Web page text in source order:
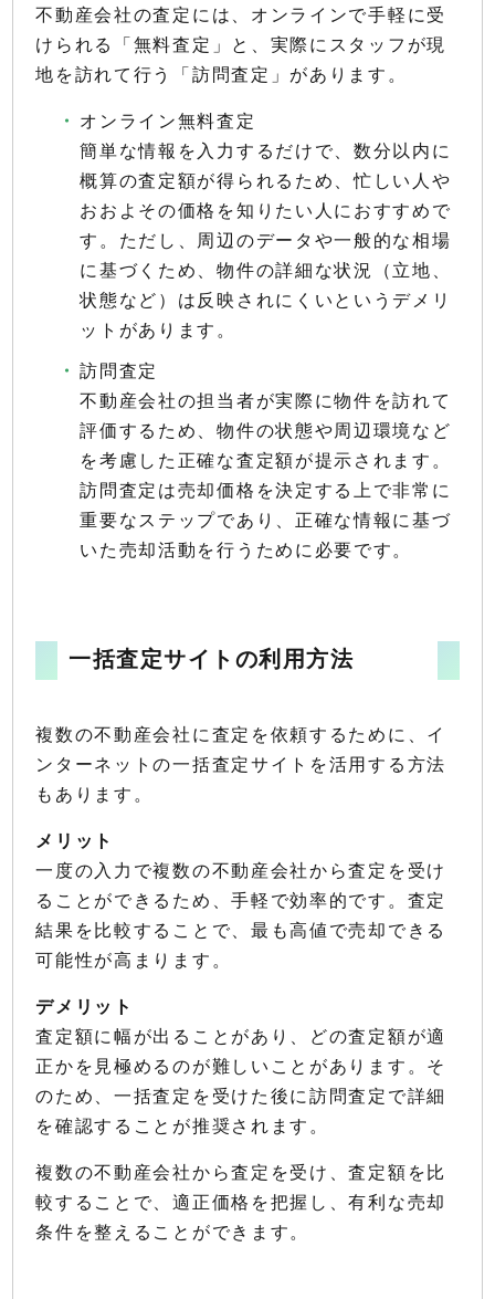
不動産会社の査定には、オンラインで手軽に受
けられる「無料査定」と、実際にスタッフが現
地を訪れて行う「訪問査定」があります。
オンライン無料査定
簡単な情報を入力するだけで、数分以内に
概算の査定額が得られるため、忙しい人や
おおよその価格を知りたい人におすすめで
す。ただし、周辺のデータや一般的な相場
に基づくため、物件の詳細な状況（立地、
状態など）は反映されにくいというデメリ
ットがあります。
訪問査定
不動産会社の担当者が実際に物件を訪れて
評価するため、物件の状態や周辺環境など
を考慮した正確な査定額が提示されます。
訪問査定は売却価格を決定する上で非常に
重要なステップであり、正確な情報に基づ
いた売却活動を行うために必要です。
一括査定サイトの利用方法
複数の不動産会社に査定を依頼するために、イ
ンターネットの一括査定サイトを活用する方法
もあります。
メリット
一度の入力で複数の不動産会社から査定を受け
ることができるため、手軽で効率的です。査定
結果を比較することで、最も高値で売却できる
可能性が高まります。
デメリット
査定額に幅が出ることがあり、どの査定額が適
正かを見極めるのが難しいことがあります。そ
のため、一括査定を受けた後に訪問査定で詳細
を確認することが推奨されます。
複数の不動産会社から査定を受け、査定額を比
較することで、適正価格を把握し、有利な売却
条件を整えることができます。